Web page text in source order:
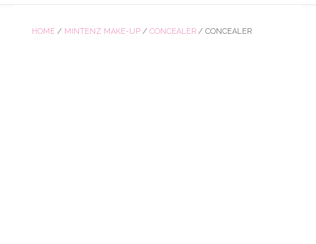
HOME / MINTENZ MAKE-UP / CONCEALER / CONCEALER